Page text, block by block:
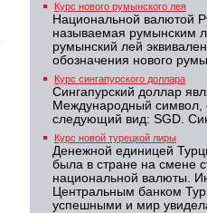
Курс нового румынского лея
Национальной валютой
называемая румынским
румынский лей
обозначения нового
Курс сингапурского доллара
Сингапурский доллар
Международный символ,
следующий вид: SGD.
Курс новой турецкой лиры
Денежной единицей
была в стране на смене
национальной валюты.
Центральным банком
успешными и мир